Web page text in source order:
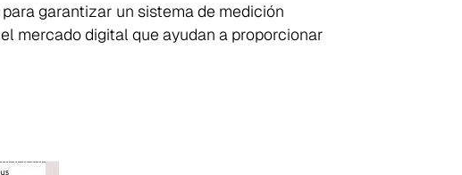
garantizar un sistema de medición
mercado digital que ayudan a proporcionar